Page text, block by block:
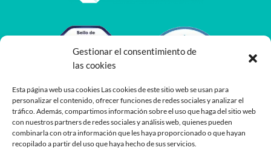
Gestionar el consentimiento de
las cookies
Esta página web usa cookies Las cookies de este sitio web se usan para
personalizar el contenido, ofrecer funciones de redes sociales y analizar el
tráfico. Además, compartimos información sobre el uso que haga del sitio web
con nuestros partners de redes sociales y análisis web, quienes pueden
combinarla con otra información que les haya proporcionado o que hayan
recopilado a partir del uso que haya hecho de sus servicios.